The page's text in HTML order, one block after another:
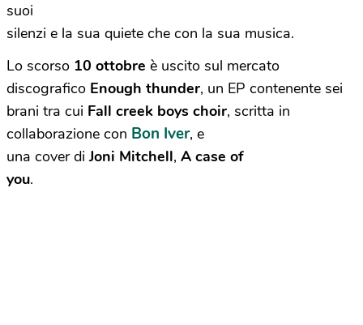
suoi
silenzi e la sua quiete che con la sua musica.
Lo scorso 10 ottobre è uscito sul mercato
discografico Enough thunder, un EP contenente sei
brani tra cui Fall creek boys choir, scritta in
collaborazione con Bon Iver, e
una cover diJoni Mitchell, A case of
you.